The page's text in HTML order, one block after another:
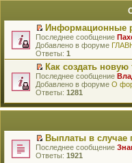
П
е
р
е
й
т
и
к
е
о
м
у
н
Информационные
Последнее сообщение
Добавлено в форуме
Ответы: 1
П
е
р
й
к
п
е
р
Как создать новую
Последнее сообщение
Добавлено в форуме О
Ответы: 1281
П
е
Выплаты в случае
Последнее сообщение
Ответы: 1921